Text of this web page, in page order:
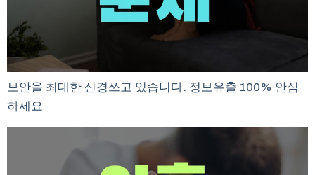
보안을 최대한 신경쓰고 있습니다. 정보유출 100% 안심
하세요